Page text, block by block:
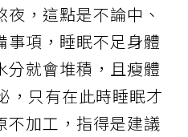
，這點是不論中、
事項，睡眠不足身體
分就會堆積，且瘦體
，只有在此時睡眠才
不加工，指得是建議